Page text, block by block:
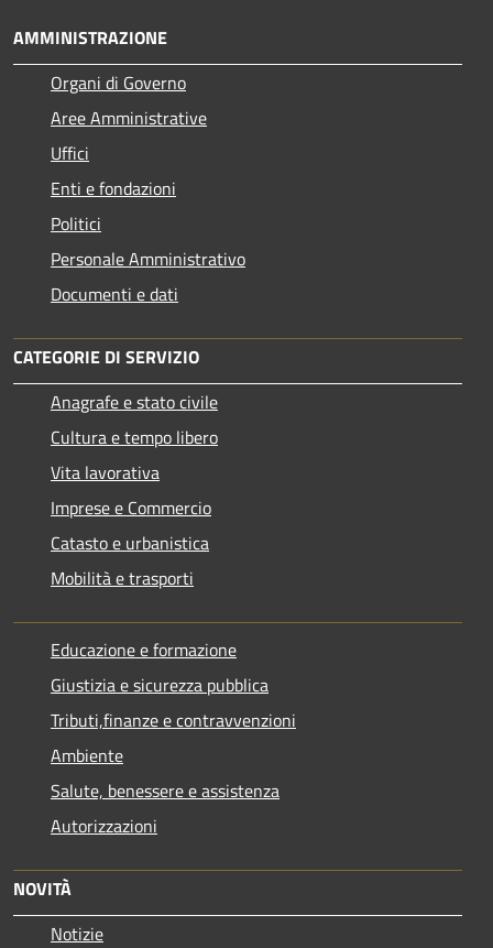
AMMINISTRAZIONE
Organi di Governo
Aree Amministrative
Uffici
Enti e fondazioni
Politici
Personale Amministrativo
Documenti e dati
CATEGORIE DI SERVIZIO
Anagrafe e stato civile
Cultura e tempo libero
Vita lavorativa
Imprese e Commercio
Catasto e urbanistica
Mobilità e trasporti
Educazione e formazione
Giustizia e sicurezza pubblica
Tributi,finanze e contravvenzioni
Ambiente
Salute, benessere e assistenza
Autorizzazioni
NOVITÀ
Notizie